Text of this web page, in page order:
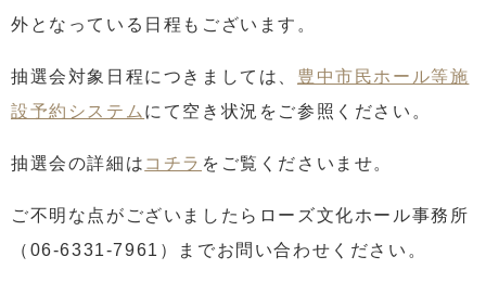
外となっている日程もございます。
抽選会対象日程につきましては、 豊中市民ホール等施
設予約システム にて空き状況をご参照ください。
抽選会の詳細は コチラ をご覧くださいませ。
ご不明な点がございましたらローズ文化ホール事務所
（06-6331-7961）までお問い合わせください。